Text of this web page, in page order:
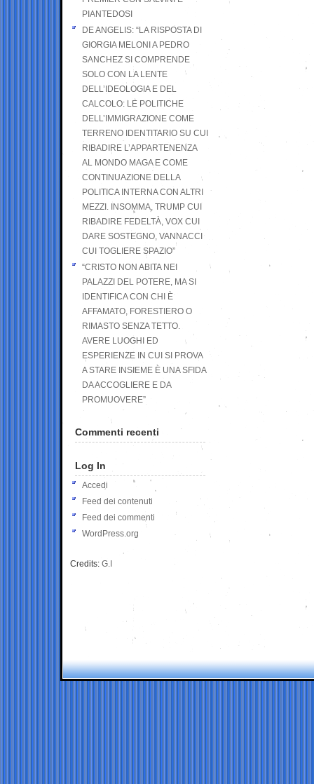
PIANTEDOSI
DE ANGELIS: “LA RISPOSTA DI
GIORGIA MELONI A PEDRO
SANCHEZ SI COMPRENDE
SOLO CON LA LENTE
DELL’IDEOLOGIA E DEL
CALCOLO: LE POLITICHE
DELL’IMMIGRAZIONE COME
TERRENO IDENTITARIO SU CUI
RIBADIRE L’APPARTENENZA
AL MONDO MAGA E COME
CONTINUAZIONE DELLA
POLITICA INTERNA CON ALTRI
MEZZI. INSOMMA, TRUMP CUI
RIBADIRE FEDELTÀ, VOX CUI
DARE SOSTEGNO, VANNACCI
CUI TOGLIERE SPAZIO”
“CRISTO NON ABITA NEI
PALAZZI DEL POTERE, MA SI
IDENTIFICA CON CHI È
AFFAMATO, FORESTIERO O
RIMASTO SENZA TETTO.
AVERE LUOGHI ED
ESPERIENZE IN CUI SI PROVA
A STARE INSIEME È UNA SFIDA
DA ACCOGLIERE E DA
PROMUOVERE”
Commenti recenti
Log In
Accedi
Feed dei contenuti
Feed dei commenti
WordPress.org
Credits: G.I